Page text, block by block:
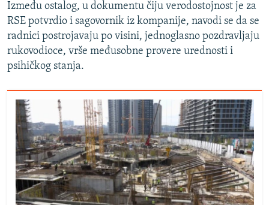
Između ostalog, u dokumentu čiju verodostojnost je za
RSE potvrdio i sagovornik iz kompanije, navodi se da se
radnici postrojavaju po visini, jednoglasno pozdravljaju
rukovodioce, vrše međusobne provere urednosti i
psihičkog stanja.